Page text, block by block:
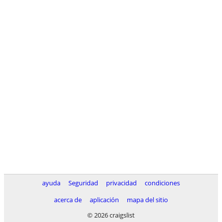
ayuda Seguridad privacidad
condiciones
acerca de
aplicación
mapa del sitio
© 2026 craigslist